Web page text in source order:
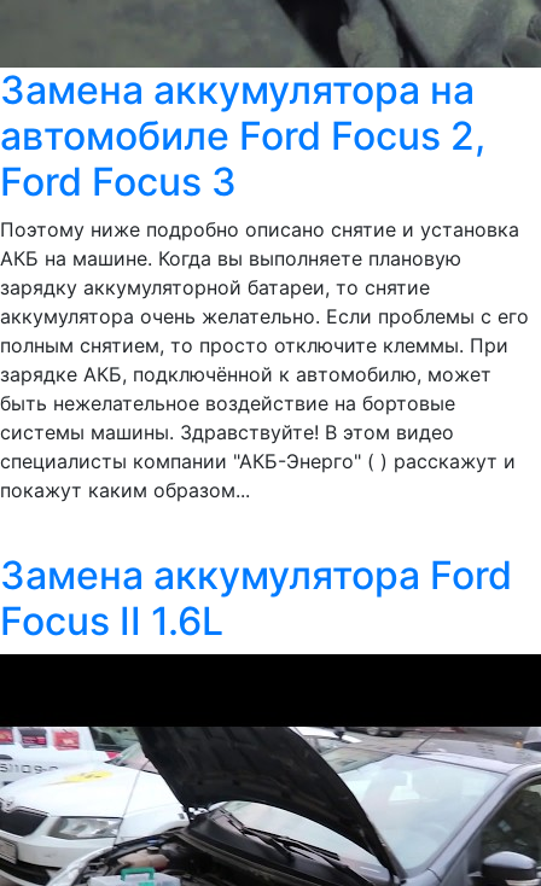
Замена аккумулятора на
автомобиле Ford Focus 2,
Ford Focus 3
Поэтому ниже подробно описано снятие и установка
АКБ на машине. Когда вы выполняете плановую
зарядку аккумуляторной батареи, то снятие
аккумулятора очень желательно. Если проблемы с его
полным снятием, то просто отключите клеммы. При
зарядке АКБ, подключённой к автомобилю, может
быть нежелательное воздействие на бортовые
системы машины. Здравствуйте! В этом видео
специалисты компании "АКБ-Энерго" ( ) расскажут и
покажут каким образом...
Замена аккумулятора Ford
Focus II 1.6L